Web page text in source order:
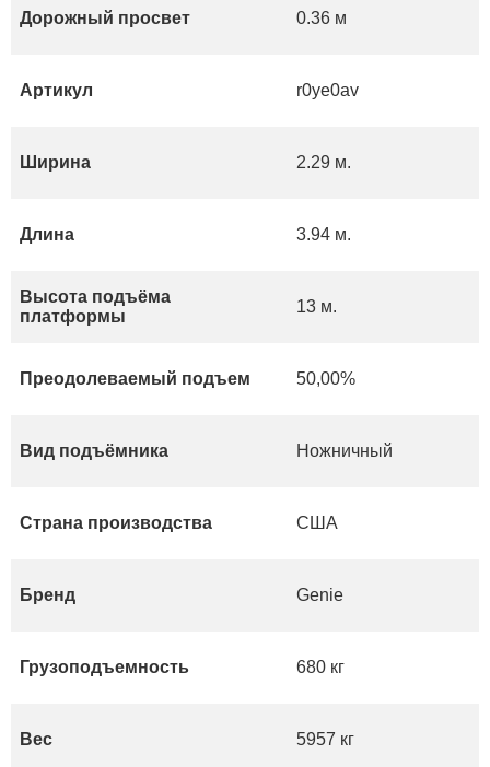
Дорожный просвет 0.36 м
Артикул r0ye0av
Ширина 2.29 м.
Длина 3.94 м.
Высота подъёма
платформы
13 м.
Преодолеваемый подъем 50,00%
Вид подъёмника Ножничный
Страна производства США
Бренд Genie
Грузоподъемность 680 кг
Вес 5957 кг